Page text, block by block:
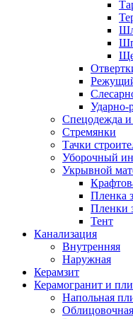
Ударно-
Спецодежда и
Стремянки
Тачки
Уборочный
Укрывной
Пленка
Пленки
Тент
Канализация
Внутренняя
Наружная
Керамзит
Керамогранит и
Напольная